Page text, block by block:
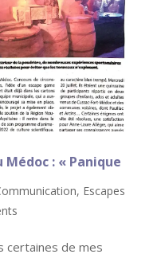
: « Panique
, Escapes
certaines de mes